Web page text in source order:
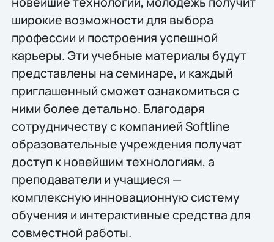
широкие возможности для выбора
профессии и построения успешной
карьеры. Эти учебные материалы будут
представлены на семинаре, и каждый
приглашенный сможет ознакомиться с
ними более детально. Благодаря
сотрудничеству с компанией Softline
образовательные учреждения получат
доступ к новейшим технологиям, а
преподаватели и учащиеся —
комплексную инновационную систему
обучения и интерактивные средства для
совместной работы.